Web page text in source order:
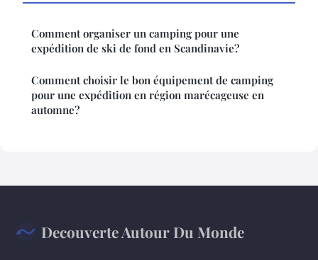
Comment organiser un camping pour une
expédition de ski de fond en Scandinavie?
Comment choisir le bon équipement de camping
pour une expédition en région marécageuse en
automne?
Decouverte Autour Du Monde